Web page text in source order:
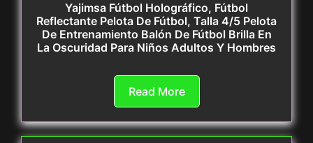
Yajimsa Fútbol Holográfico, Fútbol
Reflectante Pelota De Fútbol, Talla 4/5 Pelota
De Entrenamiento Balón De Fútbol Brilla En
La Oscuridad Para Niños Adultos Y Hombres
Read More